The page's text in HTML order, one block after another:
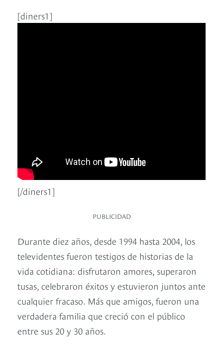
[diners1]
[/diners1]
PUBLICIDAD
Durante diez años, desde 1994 hasta 2004, los
televidentes fueron testigos de historias de la
vida cotidiana: disfrutaron amores, superaron
tusas, celebraron éxitos y estuvieron juntos ante
cualquier fracaso. Más que amigos, fueron una
verdadera familia que creció con el público
entre sus 20 y 30 años.